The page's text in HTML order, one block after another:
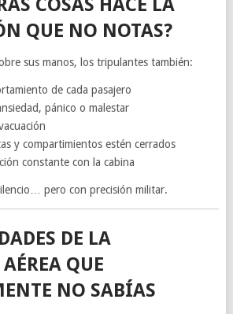
COSAS HACE LA
QUE NO NOTAS?
sus manos, los tripulantes también:
de cada pasajero
pánico o malestar
y compartimientos estén cerrados
constante con la cabina
pero con precisión militar.
DE LA
QUE
NO SABÍAS